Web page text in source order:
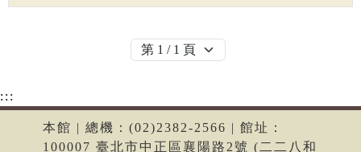
:::
本館 | 總機：(02)2382-2566 | 館址：
100007 臺北市中正區襄陽路2號 (二二八和